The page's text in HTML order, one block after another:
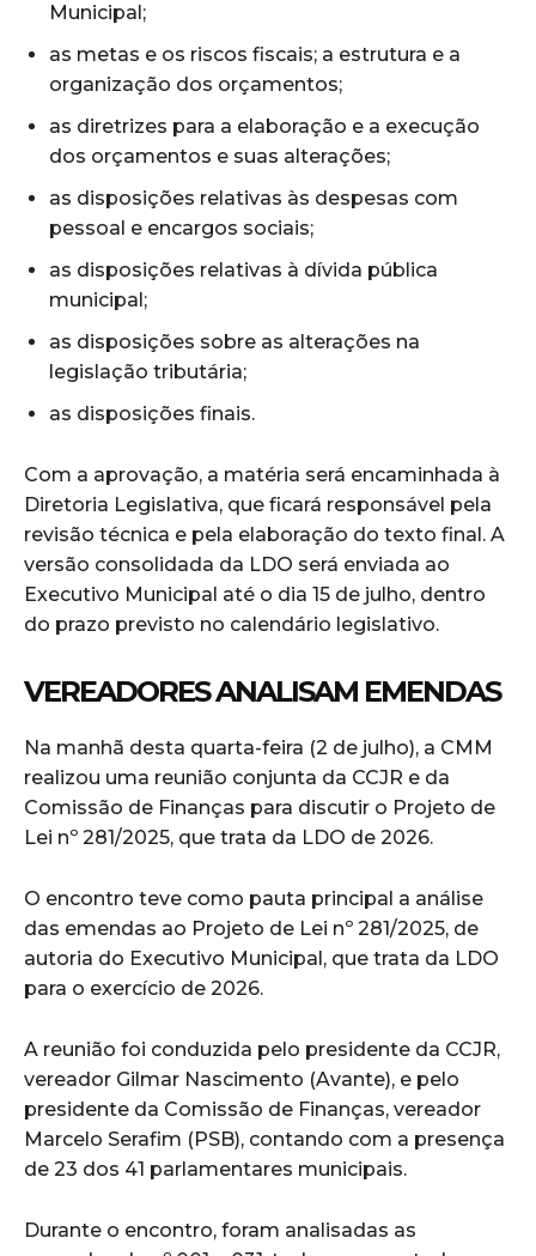
Municipal;
as metas e os riscos fiscais; a estrutura e a
organização dos orçamentos;
as diretrizes para a elaboração e a execução
dos orçamentos e suas alterações;
as disposições relativas às despesas com
pessoal e encargos sociais;
as disposições relativas à dívida pública
municipal;
as disposições sobre as alterações na
legislação tributária;
as disposições finais.
Com a aprovação, a matéria será encaminhada à
Diretoria Legislativa, que ficará responsável pela
revisão técnica e pela elaboração do texto final. A
versão consolidada da LDO será enviada ao
Executivo Municipal até o dia 15 de julho, dentro
do prazo previsto no calendário legislativo.
VEREADORES ANALISAM EMENDAS
Na manhã desta quarta-feira (2 de julho), a CMM
realizou uma reunião conjunta da CCJR e da
Comissão de Finanças para discutir o Projeto de
Lei nº 281/2025, que trata da LDO de 2026.
O encontro teve como pauta principal a análise
das emendas ao Projeto de Lei nº 281/2025, de
autoria do Executivo Municipal, que trata da LDO
para o exercício de 2026.
A reunião foi conduzida pelo presidente da CCJR,
vereador Gilmar Nascimento (Avante), e pelo
presidente da Comissão de Finanças, vereador
Marcelo Serafim (PSB), contando com a presença
de 23 dos 41 parlamentares municipais.
Durante o encontro, foram analisadas as